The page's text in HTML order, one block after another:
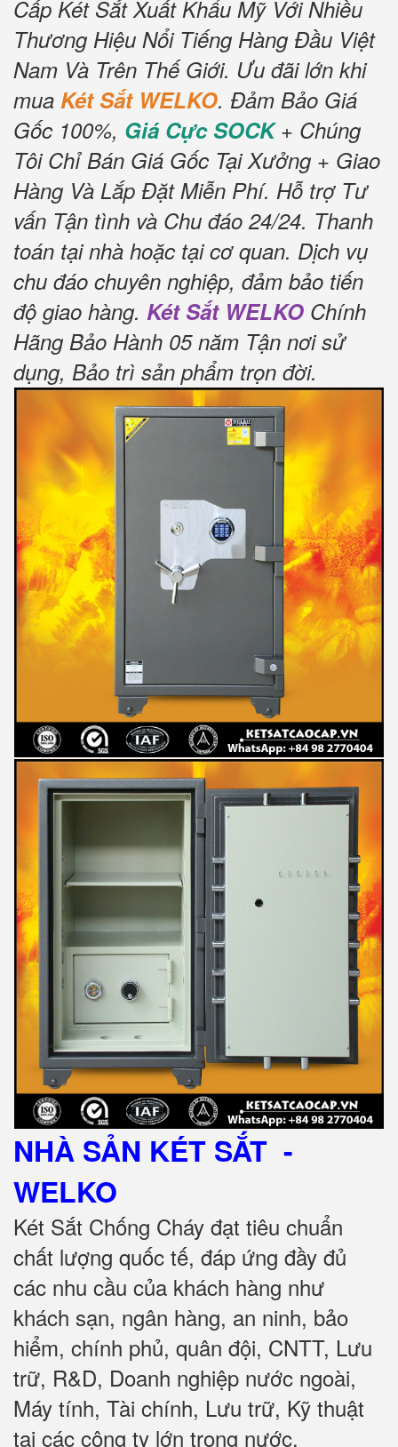
Cấp Két Sắt Xuất Khẩu Mỹ Với Nhiều
Thương Hiệu Nổi Tiếng Hàng Đầu Việt
Nam Và Trên Thế Giới. Ưu đãi lớn khi
mua Két Sắt WELKO. Đảm Bảo Giá
Gốc 100%, Giá Cực SOCK+ Chúng
Tôi Chỉ Bán Giá Gốc Tại Xưởng + Giao
Hàng Và Lắp Đặt Miễn Phí. Hỗ trợ Tư
vấn Tận tình và Chu đáo 24/24. Thanh
toán tại nhà hoặc tại cơ quan. Dịch vụ
chu đáo chuyên nghiệp, đảm bảo tiến
độ giao hàng. Két Sắt WELKO Chính
Hãng Bảo Hành 05 năm Tận nơi sử
dụng, Bảo trì sản phẩm trọn đời.
NHÀ SẢN KÉT SẮT -
WELKO
Két Sắt Chống Cháy đạt tiêu chuẩn
chất lượng quốc tế, đáp ứng đầy đủ
các nhu cầu của khách hàng như
khách sạn, ngân hàng, an ninh, bảo
hiểm, chính phủ, quân đội, CNTT, Lưu
trữ, R&D, Doanh nghiệp nước ngoài,
Máy tính, Tài chính, Lưu trữ, Kỹ thuật
tại các công ty lớn trong nước.